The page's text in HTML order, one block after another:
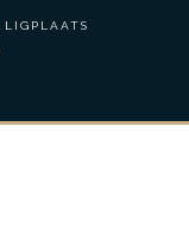
LIGPLAATS